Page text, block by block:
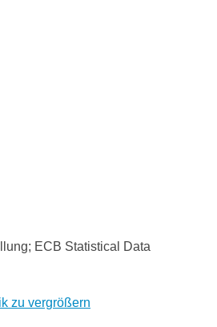
ECB Statistical Data
zu vergrößern